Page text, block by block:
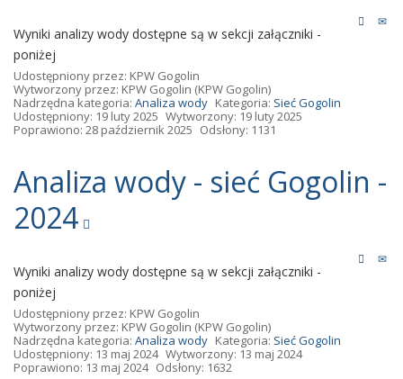
Wyniki analizy wody dostępne są w sekcji załączniki -
poniżej
Udostępniony przez: KPW Gogolin
Wytworzony przez: KPW Gogolin (KPW Gogolin)
Nadrzędna kategoria: Analiza wody Kategoria: Sieć Gogolin
Udostępniony: 19 luty 2025 Wytworzony: 19 luty 2025
Poprawiono: 28 październik 2025 Odsłony: 1131
Analiza wody - sieć Gogolin -
2024
Wyniki analizy wody dostępne są w sekcji załączniki -
poniżej
Udostępniony przez: KPW Gogolin
Wytworzony przez: KPW Gogolin (KPW Gogolin)
Nadrzędna kategoria: Analiza wody Kategoria: Sieć Gogolin
Udostępniony: 13 maj 2024 Wytworzony: 13 maj 2024
Poprawiono: 13 maj 2024 Odsłony: 1632